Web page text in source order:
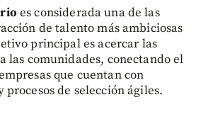
es considerada una de las
de talento más ambiciosas
principal es acercar las
las comunidades, conectando el
que cuentan con
procesos de selección ágiles.